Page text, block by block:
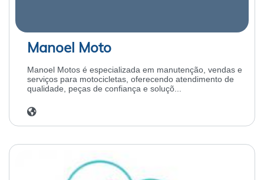
Manoel Moto
Manoel Motos é especializada em manutenção, vendas e
serviços para motocicletas, oferecendo atendimento de
qualidade, peças de confiança e soluçõ...